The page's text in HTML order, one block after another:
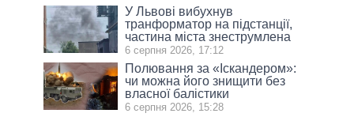
У Львові вибухнув
транформатор на підстанції,
частина міста знеструмлена
6 серпня 2026, 17:12
Полювання за «Іскандером»:
чи можна його знищити без
власної балістики
6 серпня 2026, 15:28